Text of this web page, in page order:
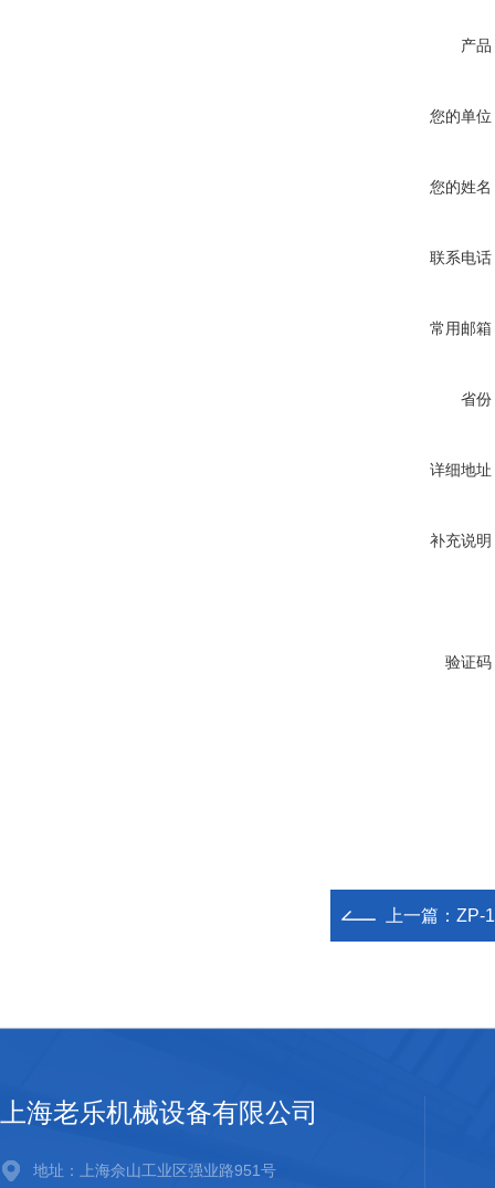
产品
您的单位
您的姓名
联系电话
常用邮箱
省份
详细地址
补充说明
验证码
上一篇： ZP-
上海老乐机械设备有限公司
地址：上海佘山工业区强业路951号